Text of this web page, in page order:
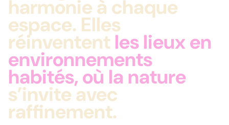
harmonie à chaque
espace. Elles
réinventent les lieux en
environnements
habités, où la nature
s’invite avec
raffinement.